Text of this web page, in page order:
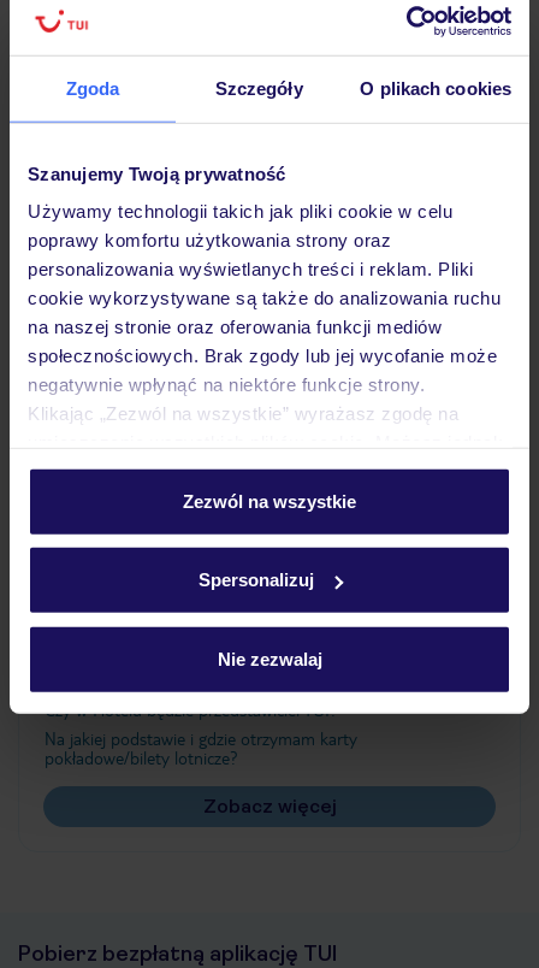
Zgoda Szczegóły O plikach cookies
Szanujemy Twoją prywatność
Używamy technologii takich jak pliki cookie w celu
poprawy komfortu użytkowania strony oraz
personalizowania wyświetlanych treści i reklam. Pliki
cookie wykorzystywane są także do analizowania ruchu
na naszej stronie oraz oferowania funkcji mediów
społecznościowych. Brak zgody lub jej wycofanie może
negatywnie wpłynąć na niektóre funkcje strony.
Klikając „Zezwól na wszystkie” wyrażasz zgodę na
personalizować swój wybór wchodząc w zakładkę
Szczegółowe informacje o plikach cookie znajdziesz
Zezwól na wszystkie
Spersonalizuj
Nie zezwalaj
Hotel
Opinie
Pokoje
Wyżywienie
Ważne informacje
Czy w Hotelu będzie przedstawiciel TUI?
Na jakiej podstawie i gdzie otrzymam karty
pokładowe/bilety lotnicze?
Zobacz więcej
Pobierz bezpłatną aplikację TUI